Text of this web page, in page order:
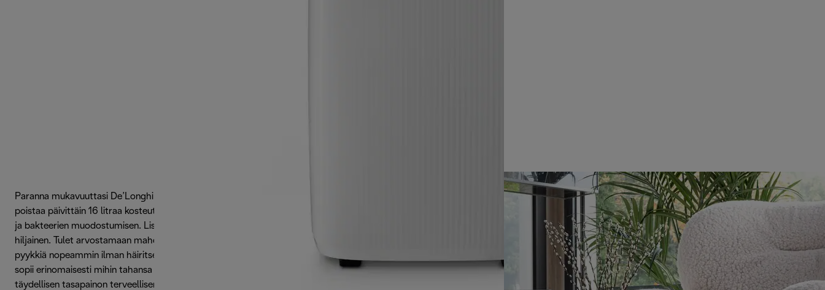
Paranna mukavuuttasi De’Longhi AriaDry Evo:llä. Se
poistaa päivittäin 16 litraa kosteutta ja estää näin homeen
ja bakteerien muodostumisen. Lisäksi se on äärimmäisen
hiljainen. Tulet arvostamaan mahdollisuutta kuivata
pyykkiä nopeammin ilman häiritsevää taustamelua. Se
sopii erinomaisesti mihin tahansa huoneeseen ja tarjoaa
täydellisen tasapainon terveellisen ympäristön ja